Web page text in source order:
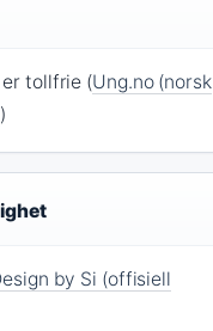
er tollfrie (Ung.no (norsk
)
by Si (offisiell